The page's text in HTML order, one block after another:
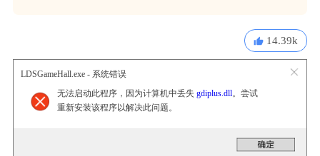
14.39k
LDSGameHall.exe - 系统错误
无法启动此程序，因为计算机中丢失 gdiplus.dll。尝试
重新安装该程序以解决此问题。